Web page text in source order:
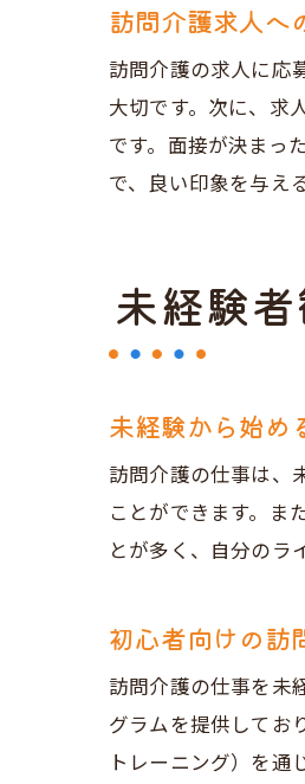
訪問介護求人へ
訪問介護の求人に応
大切です。次に、求
です。面接が決まっ
で、良い印象を与え
未経験
未経験から始め
訪問介護の仕事は、
ことができます。ま
とが多く、自分のラ
初心者向けの訪
訪問介護の仕事を未
グラムを提供してお
トレーニング）を通